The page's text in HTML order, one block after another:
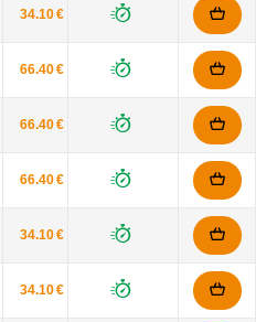
34.10 €
66.40 €
66.40 €
66.40 €
34.10 €
34.10 €